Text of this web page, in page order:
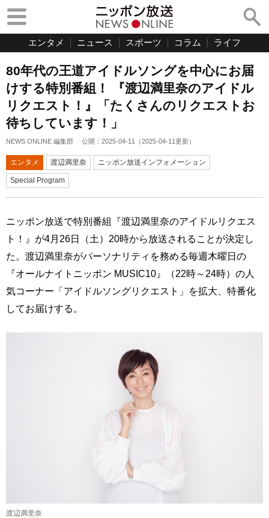
エンタメ ニュース スポーツ コラム ライフ
80年代の王道アイドルソングを中心にお届
けする特別番組！ 『渡辺満里奈のアイドル
リクエスト！』「たくさんのリクエストお
待ちしています！」
NEWS ONLINE 編集部 公開： 2025-04-11 （2025-04-11更新）
エンタメ 渡辺満里奈 ニッポン放送インフォメーション
Special Program
ニッポン放送で特別番組『渡辺満里奈のアイドルリクエス
ト！』が4月26日（土）20時から放送されることが決定し
た。渡辺満里奈がパーソナリティを務める毎週木曜日の
『オールナイトニッポン MUSIC10』（22時～24時）の人
気コーナー「アイドルソングリクエスト」を拡大、特番化
してお届けする。
渡辺満里奈